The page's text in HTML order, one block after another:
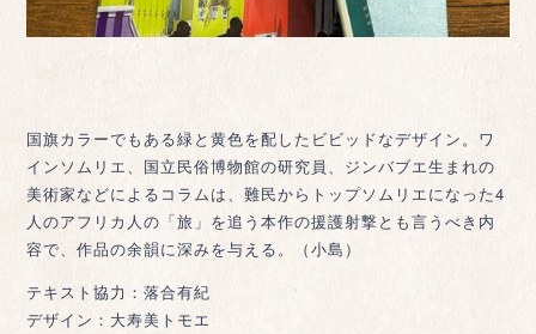
国旗カラーでもある緑と黄色を配したビビッドなデザイン。ワ
インソムリエ、国立民俗博物館の研究員、ジンバブエ生まれの
美術家などによるコラムは、難民からトップソムリエになった4
人のアフリカ人の「旅」を追う本作の援護射撃とも言うべき内
容で、作品の余韻に深みを与える。（小島）
テキスト協力：落合有紀
デザイン：大寿美トモエ